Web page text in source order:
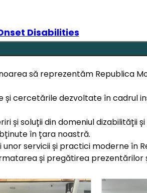
Disabilities
să reprezentăm Republica
cercetările dezvoltate în cadrul
și soluții din domeniul dizabilității
în țara noastră.
servicii și practici moderne în
și pregătirea prezentărilor